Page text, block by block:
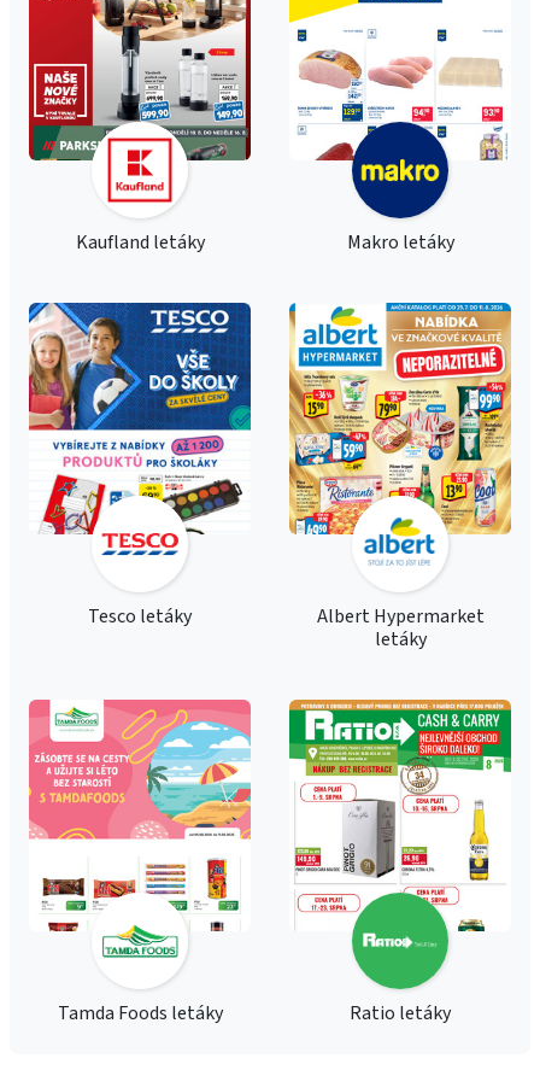
Kaufland letáky Makro letáky
Tesco letáky
Albert Hypermarket
letáky
Tamda Foods letáky Ratio letáky